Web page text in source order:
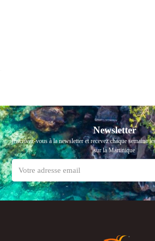
Newsletter
Inscrivez-vous à la newsletter et recevez chaque semaine
sur la Martinique